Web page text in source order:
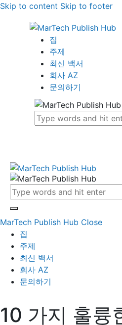
Skip to content Skip to footer
집
주제
최신 백서
회사 AZ
문의하기
MarTech Publish Hub Close
집
주제
최신 백서
회사 AZ
문의하기
10 가지 훌륭